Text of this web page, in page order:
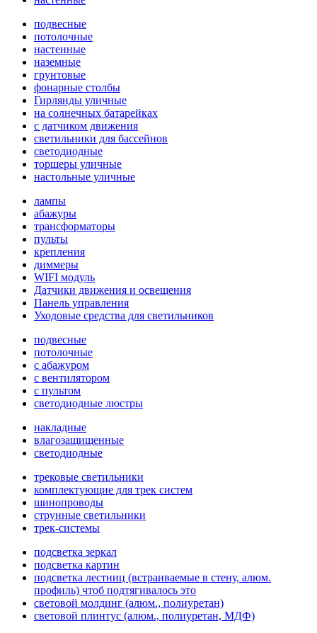
подвесные
потолочные
настенные
наземные
грунтовые
фонарные столбы
Гирлянды уличные
на солнечных батарейках
с датчиком движения
светильники для бассейнов
светодиодные
торшеры уличные
настольные уличные
лампы
абажуры
трансформаторы
пульты
крепления
диммеры
WIFI модуль
Датчики движения и освещения
Панель управления
Уходовые средства для светильников
подвесные
потолочные
с абажуром
с вентилятором
с пультом
светодиодные люстры
накладные
влагозащищенные
светодиодные
трековые светильники
комплектующие для трек систем
шинопроводы
струнные светильники
трек-системы
подсветка зеркал
подсветка картин
подсветка лестниц (встраиваемые в стену, алюм.
профиль) чтоб подтягивалось это
световой молдинг (алюм., полиуретан)
световой плинтус (алюм., полиуретан, МДФ)